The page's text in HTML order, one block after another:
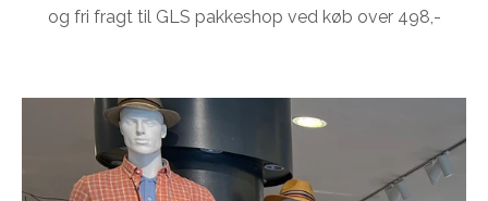
og fri fragt til GLS pakkeshop ved køb over 498,-